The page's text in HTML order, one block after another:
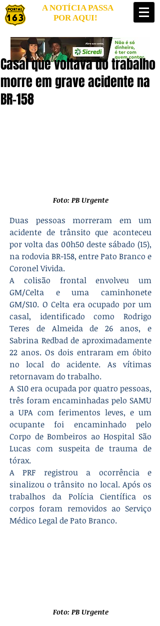
A NOTÍCIA PASSA
POR AQUI!
Casal que voltava do trabalho
morre em grave acidente na
BR-158
Foto: PB Urgente
Duas pessoas morreram em um
acidente de trânsito que aconteceu
por volta das 00h50 deste sábado (15),
na rodovia BR-158, entre Pato Branco e
Coronel Vivida.
A colisão frontal envolveu um
GM/Celta e uma caminhonete
GM/S10. O Celta era ocupado por um
casal, identificado como Rodrigo
Teres de Almeida de 26 anos, e
Sabrina Redbad de aproximadamente
22 anos. Os dois entraram em óbito
no local do acidente. As vítimas
retornavam do trabalho.
A S10 era ocupada por quatro pessoas,
três foram encaminhadas pelo SAMU
a UPA com ferimentos leves, e um
ocupante foi encaminhado pelo
Corpo de Bombeiros ao Hospital São
Lucas com suspeita de trauma de
tórax.
A PRF registrou a ocorrência e
sinalizou o trânsito no local. Após os
trabalhos da Polícia Científica os
corpos foram removidos ao Serviço
Médico Legal de Pato Branco.
Foto: PB Urgente